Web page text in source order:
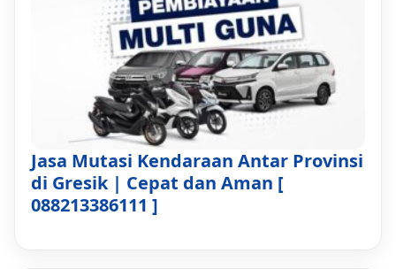
Jasa Mutasi Kendaraan Antar Provinsi
di Gresik | Cepat dan Aman [
088213386111 ]